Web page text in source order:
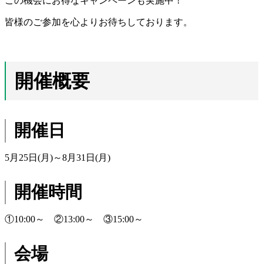
皆様のご参加を心よりお待ちしております。
開催概要
開催日
5月25日(月)～8月31日(月)
開催時間
①10:00～ ②13:00～ ③15:00～
会場